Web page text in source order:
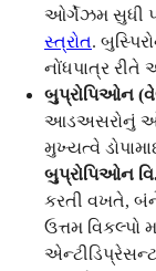
ઓર્ગેઝમ સુધી
સ્ત્રોત.
નોંધપાત્ર રીતે
બુપ્રોપિઓન
આડઅસરોનું ઓછું
મુખ્યત્વે
બુપ્રોપિઓન
કરતી વખતે, બંને
ઉત્તમ